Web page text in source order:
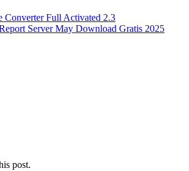
Converter Full Activated 2.3
Server May Download Gratis 2025
post.